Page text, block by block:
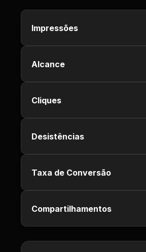
Impressões
Alcance
Cliques
Desistências
Taxa de Conversão
Compartilhamentos